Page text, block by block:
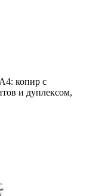
копир с
и дуплексом,